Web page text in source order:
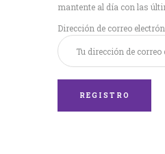
mantente al día con las
Dirección de correo